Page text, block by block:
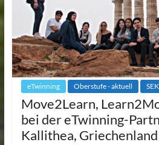
eTwinning Oberstufe - aktuell
Move2Learn,
bei der eTwinning-
Kallithea, Griechenland